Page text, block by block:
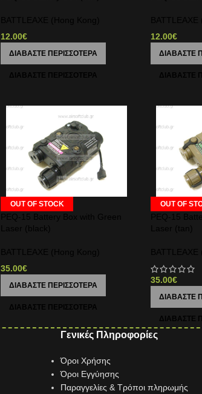
12.00€
ΔΙΑΒΆΣΤΕ ΠΕΡΙΣΣΌΤΕΡΑ
12.00€
ΔΙΑΒΆΣΤΕ
OUT OF STOCK
35.00€
ΔΙΑΒΆΣΤΕ ΠΕΡΙΣΣΌΤΕΡΑ
OUT OF
35.00€
ΔΙΑΒΆΣΤΕ
Γενικές Πληροφορίες
Όροι Χρήσης
Όροι Εγγύησης
Παραγγελίες & Τρόποι πληρωμής